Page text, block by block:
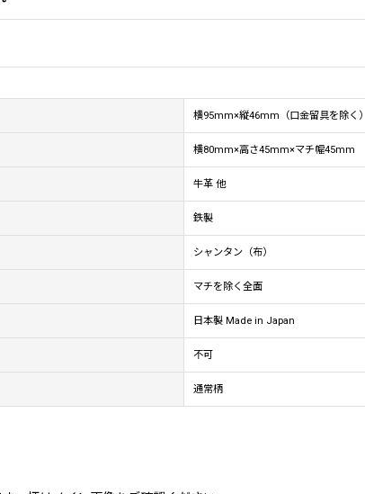
横95mm×縦46mm（口金留具を除く）
横80mm×高さ45mm×マチ幅45mm
牛革 他
鉄製
シャンタン（布）
マチを除く全面
日本製 Made in Japan
不可
通常柄